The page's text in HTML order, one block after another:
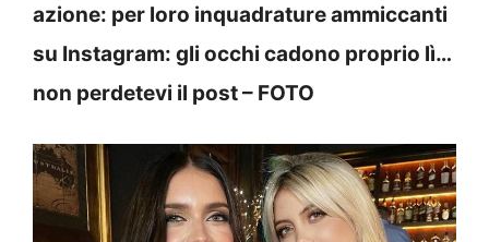
azione: per loro inquadrature ammiccanti
su Instagram: gli occhi cadono proprio lì…
non perdetevi il post – FOTO